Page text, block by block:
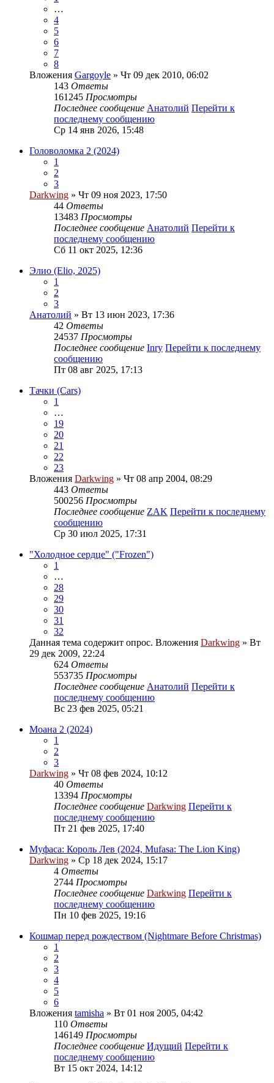
…
4
5
6
7
8
Вложения Gargoyle » Чт 09 дек 2010, 06:02
143 Ответы
161245 Просмотры
Последнее сообщение Анатолий Перейти к
последнему сообщению
Ср 14 янв 2026, 15:48
Головоломка 2 (2024)
1
2
3
Darkwing » Чт 09 ноя 2023, 17:50
44 Ответы
13483 Просмотры
Последнее сообщение Анатолий Перейти к
последнему сообщению
Сб 11 окт 2025, 12:36
Элио (Elio, 2025)
1
2
3
Анатолий » Вт 13 июн 2023, 17:36
42 Ответы
24537 Просмотры
Последнее сообщение Inry Перейти к последнему
сообщению
Пт 08 авг 2025, 17:13
Тачки (Cars)
1
…
19
20
21
22
23
Вложения Darkwing » Чт 08 апр 2004, 08:29
443 Ответы
500256 Просмотры
Последнее сообщение ZAK Перейти к последнему
сообщению
Ср 30 июл 2025, 17:31
"Холодное сердце" ("Frozen")
1
…
28
29
30
31
32
Данная тема содержит опрос. Вложения Darkwing » Вт
29 дек 2009, 22:24
624 Ответы
553735 Просмотры
Последнее сообщение Анатолий Перейти к
последнему сообщению
Вс 23 фев 2025, 05:21
Моана 2 (2024)
1
2
3
Darkwing » Чт 08 фев 2024, 10:12
40 Ответы
13394 Просмотры
Последнее сообщение Darkwing Перейти к
последнему сообщению
Пт 21 фев 2025, 17:40
Муфаса: Король Лев (2024, Mufasa: The Lion King)
Darkwing » Ср 18 дек 2024, 15:17
4 Ответы
2744 Просмотры
Последнее сообщение Darkwing Перейти к
последнему сообщению
Пн 10 фев 2025, 19:16
Кошмар перед рождеством (Nightmare Before Christmas)
1
2
3
4
5
6
Вложения tamisha » Вт 01 ноя 2005, 04:42
110 Ответы
146149 Просмотры
Последнее сообщение Идущий Перейти к
последнему сообщению
Вт 15 окт 2024, 14:12